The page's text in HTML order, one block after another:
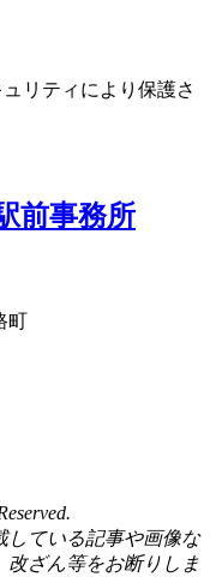
リティにより保護さ
町
している記事や画像な
改ざん等をお断りしま